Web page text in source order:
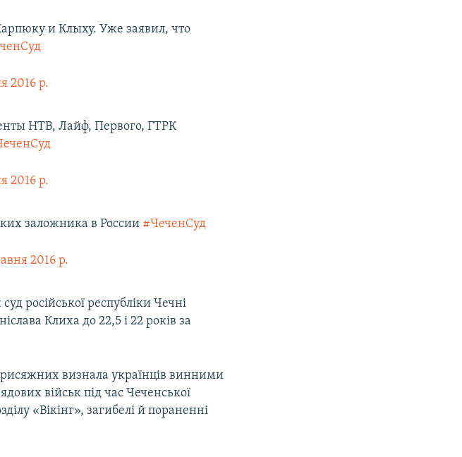
и Клыху. Уже заявил, что
2016 р.
НТВ, Лайф, Первого, ГТРК
2016 р.
заложника в России #ЧеченСуд
2016 р.
російської республіки Чечні
Клиха до 22,5 і 22 років за
визнала українців винними
військ під час Чеченської
«Вікінг», загибелі й пораненні